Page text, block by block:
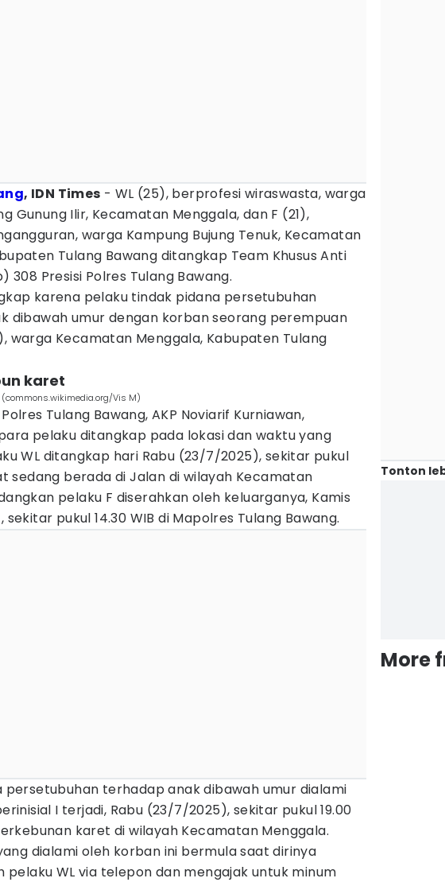
, IDN Times - WL (25), berprofesi wiraswasta, warga
Gunung Ilir, Kecamatan Menggala, dan F (21),
warga Kampung Bujung Tenuk, Kecamatan
Tulang Bawang ditangkap Team Khusus Anti
308 Presisi Polres Tulang Bawang.
karena pelaku tindak pidana persetubuhan
dibawah umur dengan korban seorang perempuan
warga Kecamatan Menggala, Kabupaten Tulang
karet
Vis M)
Tulang Bawang, AKP Noviarif Kurniawan,
pelaku ditangkap pada lokasi dan waktu yang
WL ditangkap hari Rabu (23/7/2025), sekitar pukul
sedang berada di Jalan di wilayah Kecamatan
pelaku F diserahkan oleh keluarganya, Kamis
pukul 14.30 WIB di Mapolres Tulang Bawang.
persetubuhan terhadap anak dibawah umur dialami
I terjadi, Rabu (23/7/2025), sekitar pukul 19.00
karet di wilayah Kecamatan Menggala.
dialami oleh korban ini bermula saat dirinya
pelaku WL via telepon dan mengajak untuk minum
Tonton
More